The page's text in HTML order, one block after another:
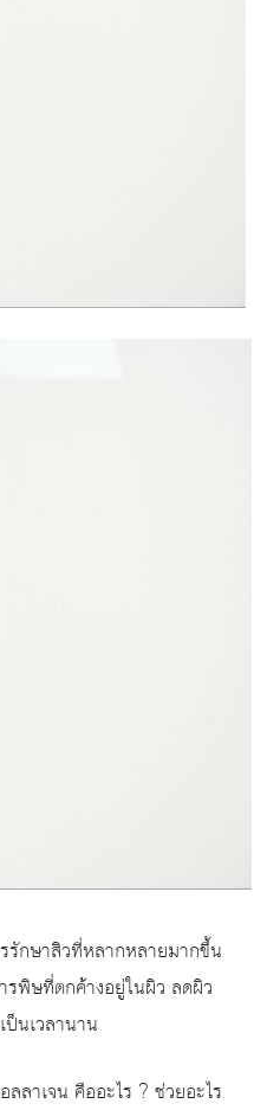
รักษาสิวที่หลากหลายมากขึ้น
รพิษที่ตกค้างอยู่ในผิว ลดผิว
นเวลานาน
ลาเจน คืออะไร ? ช่วยอะไร